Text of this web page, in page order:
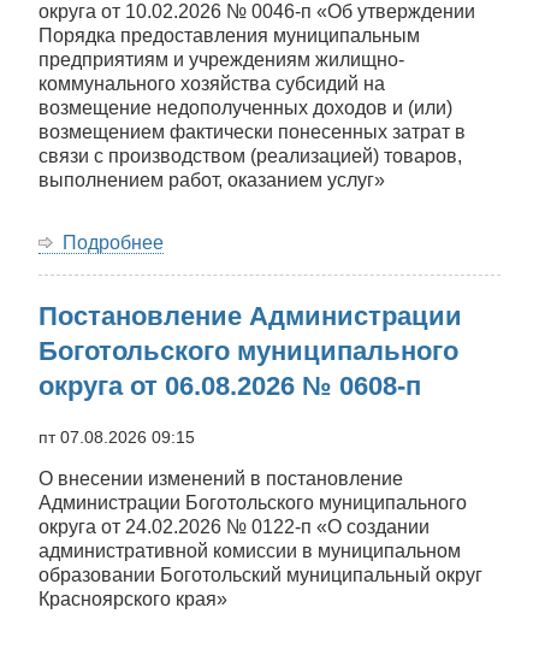
округа от 10.02.2026 № 0046-п «Об утверждении
Порядка предоставления муниципальным
предприятиям и учреждениям жилищно-
коммунального хозяйства субсидий на
возмещение недополученных доходов и (или)
возмещением фактически понесенных затрат в
связи с производством (реализацией) товаров,
выполнением работ, оказанием услуг»
Подробнее
Боготольского
округа
от
№
п
Постановление Администрации
Боготольского муниципального
округа от 06.08.2026 № 0608-п
пт 07.08.2026 09:15
О внесении изменений в постановление
Администрации Боготольского муниципального
округа от 24.02.2026 № 0122-п «О создании
административной комиссии в муниципальном
образовании Боготольский муниципальный округ
Красноярского края»